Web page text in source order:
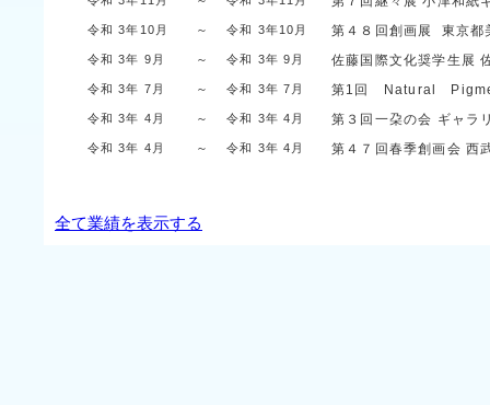
令和 3年10月 ～令和 3年10月 第４８回創画展 東京都
令和 3年 9月 ～令和 3年 9月 佐藤国際文化奨学生展
令和 3年 7月 ～令和 3年 7月 第1回 Natural
令和 3年 4月 ～令和 3年 4月 第３回一朶の会 ギャラ
令和 3年 4月 ～令和 3年 4月 第４７回春季創画会 西
全て業績を表示する